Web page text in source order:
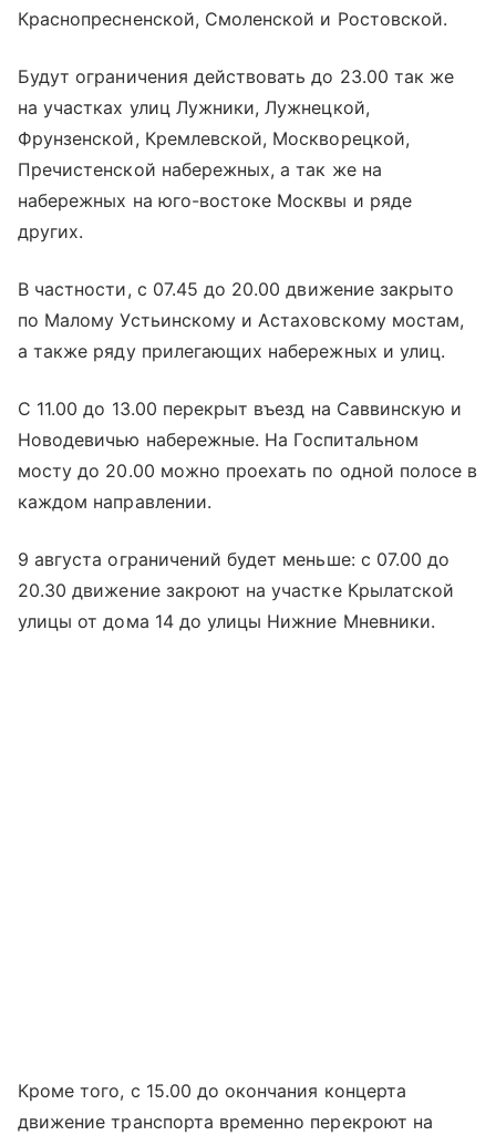
Краснопресненской, Смоленской и Ростовской.
Будут ограничения действовать до 23.00 так же
на участках улиц Лужники, Лужнецкой,
Фрунзенской, Кремлевской, Москворецкой,
Пречистенской набережных, а так же на
набережных на юго-востоке Москвы и ряде
других.
В частности, с 07.45 до 20.00 движение закрыто
по Малому Устьинскому и Астаховскому мостам,
а также ряду прилегающих набережных и улиц.
С 11.00 до 13.00 перекрыт въезд на Саввинскую и
Новодевичью набережные. На Госпитальном
мосту до 20.00 можно проехать по одной полосе в
каждом направлении.
9 августа ограничений будет меньше: с 07.00 до
20.30 движение закроют на участке Крылатской
улицы от дома 14 до улицы Нижние Мневники.
Кроме того, с 15.00 до окончания концерта
движение транспорта временно перекроют на